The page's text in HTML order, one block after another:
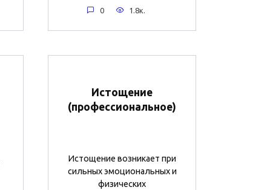
0 1.8к.
Истощение
(профессиональное)
Истощение возникает при
сильных эмоциональных и
физических